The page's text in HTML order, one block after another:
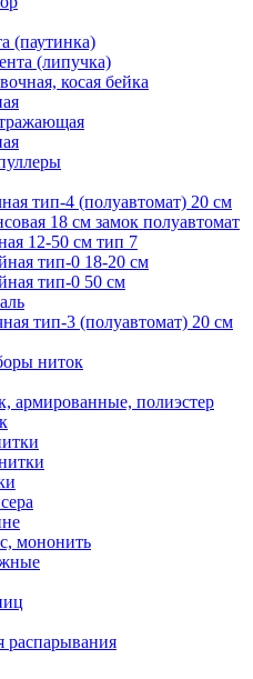
(паутинка)
(липучка)
косая бейка
тип-4 (полуавтомат) 20 см
18 см замок полуавтомат
12-50 см тип 7
тип-0 18-20 см
тип-0 50 см
тип-3 (полуавтомат) 20 см
ниток
армированные, полиэстер
мононить